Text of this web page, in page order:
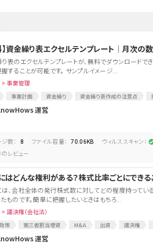
】資金繰り表エクセルテンプレート│月次の
表のエクセルテンプレートが、無料でダウンロードで
することが可能です。 サンプルイメージ...
> 事業管理
事業計画 資金繰り 資金繰り表作成の注意点
運営
数： 8 ファイル容量： 70.06KB ウィルススキャン：
レビュー
はどんな権利がある？株式比率ごとにでき
、会社全体の発行株式数に対してどの程度持ってい
ものです。簡単に把握したいときはもちろ...
> 議決権（会社法）
策 第三者割当増資 M&A 出資 議決権
合弁会社 運営